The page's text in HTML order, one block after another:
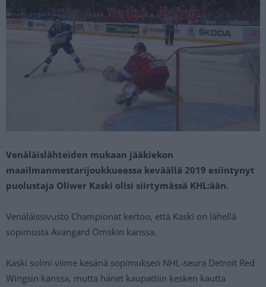
Venäläislähteiden mukaan jääkiekon
maailmanmestarijoukkueessa keväällä 2019 esiintynyt
puolustaja Oliwer Kaski olisi siirtymässä KHL:ään.
Venäläissivusto Championat kertoo, että Kaski on lähellä
sopimusta Avangard Omskin kanssa.
Kaski solmi viime kesänä sopimuksen NHL-seura Detroit Red
Wingsin kanssa, mutta hänet kaupattiin kesken kautta